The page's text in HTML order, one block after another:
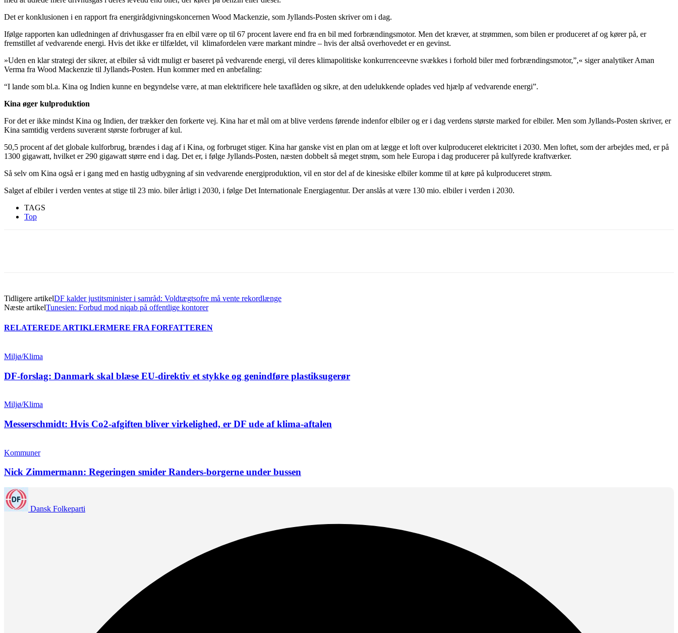
Det er konklusionen i en rapport fra energirådgivningskoncernen Wood Mackenzie, som Jyllands-Posten skriver om i dag.
Ifølge rapporten kan udledningen af drivhusgasser fra en elbil være op til 67 procent lavere end fra en bil med forbrændingsmotor. Men det kræver, at strømmen, som bilen er produceret af og kører på, er
fremstillet af vedvarende energi. Hvis det ikke er tilfældet, vil klimafordelen være markant mindre – hvis der altså overhovedet er en gevinst.
»Uden en klar strategi der sikrer, at elbiler så vidt muligt er baseret på vedvarende energi, vil deres klimapolitiske konkurrenceevne svækkes i forhold biler med forbrændingsmotor,”,« siger analytiker Aman
Verma fra Wood Mackenzie til Jyllands-Posten. Hun kommer med en anbefaling:
“I lande som bl.a. Kina og Indien kunne en begyndelse være, at man elektrificere hele taxaflåden og sikre, at den udelukkende oplades ved hjælp af vedvarende energi”.
Kina øger kulproduktion
For det er ikke mindst Kina og Indien, der trækker den forkerte vej. Kina har et mål om at blive verdens førende indenfor elbiler og er i dag verdens største marked for elbiler. Men som Jyllands-Posten skriver, er
Kina samtidig verdens suverænt største forbruger af kul.
50,5 procent af det globale kulforbrug, brændes i dag af i Kina, og forbruget stiger. Kina har ganske vist en plan om at lægge et loft over kulproduceret elektricitet i 2030. Men loftet, som der arbejdes med, er på
1300 gigawatt, hvilket er 290 gigawatt større end i dag. Det er, i følge Jyllands-Posten, næsten dobbelt så meget strøm, som hele Europa i dag producerer på kulfyrede kraftværker.
Så selv om Kina også er i gang med en hastig udbygning af sin vedvarende energiproduktion, vil en stor del af de kinesiske elbiler komme til at køre på kulproduceret strøm.
Salget af elbiler i verden ventes at stige til 23 mio. biler årligt i 2030, i følge Det Internationale Energiagentur. Der anslås at være 130 mio. elbiler i verden i 2030.
TAGS
Top
Tidligere artikelDF kalder justitsminister i samråd: Voldtægtsofre må vente rekordlænge
Næste artikelTunesien: Forbud mod niqab på offentlige kontorer
RELATEREDE ARTIKLERMERE FRA FORFATTEREN
Miljø/Klima
DF-forslag: Danmark skal blæse EU-direktiv et stykke og genindføre plastiksugerør
Miljø/Klima
Messerschmidt: Hvis Co2-afgiften bliver virkelighed, er DF ude af klima-aftalen
Kommuner
Nick Zimmermann: Regeringen smider Randers-borgerne under bussen
Dansk Folkeparti